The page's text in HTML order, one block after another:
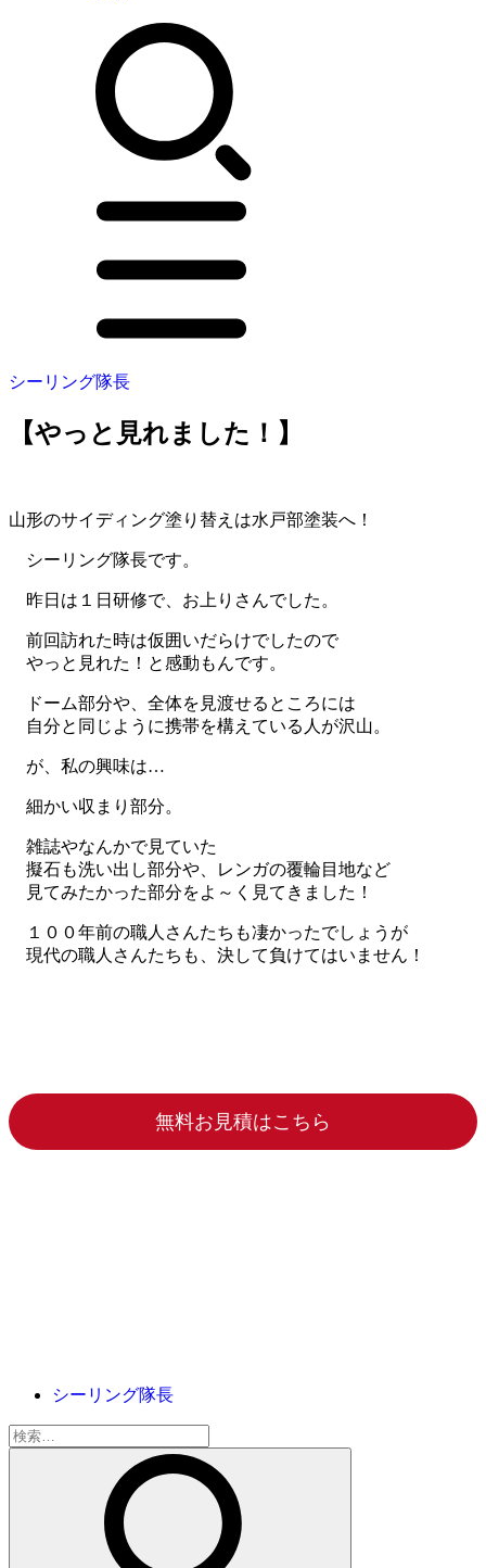
シーリング隊長
【やっと見れました！】
山形のサイディング塗り替えは水戸部塗装へ！
シーリング隊長です。
昨日は１日研修で、お上りさんでした。
前回訪れた時は仮囲いだらけでしたので
やっと見れた！と感動もんです。
ドーム部分や、全体を見渡せるところには
自分と同じように携帯を構えている人が沢山。
が、私の興味は…
細かい収まり部分。
雑誌やなんかで見ていた
擬石も洗い出し部分や、レンガの覆輪目地など
見てみたかった部分をよ～く見てきました！
１００年前の職人さんたちも凄かったでしょうが
現代の職人さんたちも、決して負けてはいません！
無料お見積はこちら
シーリング隊長
検
索: